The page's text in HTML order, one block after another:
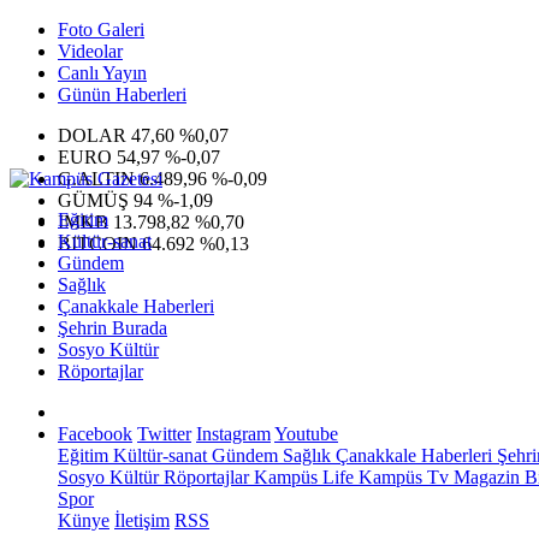
Foto Galeri
Videolar
Canlı Yayın
Günün Haberleri
DOLAR 47,60 %0,07
EURO 54,97 %-0,07
G.ALTIN6.489,96 %-0,09
GÜMÜŞ 94 %-1,09
IMKB 13.798,82 %0,70
BITCOIN64.692 %0,13
Eğitim
Kültür-sanat
Gündem
Sağlık
Çanakkale Haberleri
Şehrin Burada
Sosyo Kültür
Röportajlar
Facebook Twitter InstagramYoutube
Eğitim Kültür-sanat Gündem Sağlık Çanakkale Haberleri
Sosyo KültürRöportajlarKampüs Life Kampüs Tv Magazin
Spor
Künye İletişim RSS